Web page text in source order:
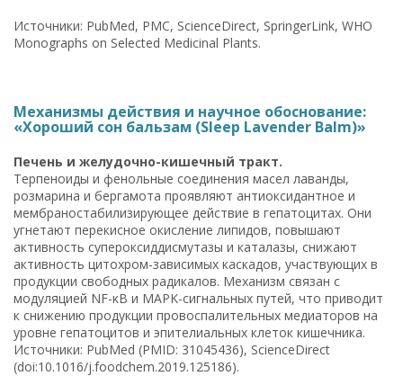
Источники: PubMed, PMC, ScienceDirect, SpringerLink, WHO
Monographs on Selected Medicinal Plants.
Механизмы действия и научное обоснование:
«Хороший сон бальзам (Sleep Lavender Balm)»
Печень и желудочно-кишечный тракт.
Терпеноиды и фенольные соединения масел лаванды,
розмарина и бергамота проявляют антиоксидантное и
мембраностабилизирующее действие в гепатоцитах. Они
угнетают перекисное окисление липидов, повышают
активность супероксиддисмутазы и каталазы, снижают
активность цитохром-зависимых каскадов, участвующих в
продукции свободных радикалов. Механизм связан с
модуляцией NF-κB и MAPK-сигнальных путей, что приводит
к снижению продукции провоспалительных медиаторов на
уровне гепатоцитов и эпителиальных клеток кишечника.
Источники: PubMed (PMID: 31045436), ScienceDirect
(doi:10.1016/j.foodchem.2019.125186).